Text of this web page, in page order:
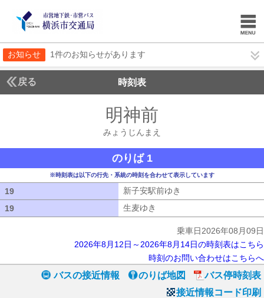
お知らせ 1件のお知らせがあります
戻る 時刻表
明神前
みょうじんまえ
のりば 1
※時刻表は以下の行先・系統の時刻を合わせて表示しています
19 新子安駅前ゆき
19
生麦ゆき
乗車日2026年08月09日
2026年8月12日～2026年8月14日の時刻表はこちら
時刻のお問い合わせはこちらへ
バスの接近情報 のりば地図
バス停時刻表
接近情報コード印刷